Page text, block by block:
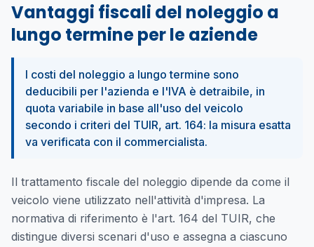
Vantaggi fiscali del noleggio a
lungo termine per le aziende
I costi del noleggio a lungo termine sono
deducibili per l'azienda e l'IVA è detraibile, in
quota variabile in base all'uso del veicolo
secondo i criteri del TUIR, art. 164: la misura esatta
va verificata con il commercialista.
Il trattamento fiscale del noleggio dipende da come il
veicolo viene utilizzato nell'attività d'impresa. La
normativa di riferimento è l'art. 164 del TUIR, che
distingue diversi scenari d'uso e assegna a ciascuno